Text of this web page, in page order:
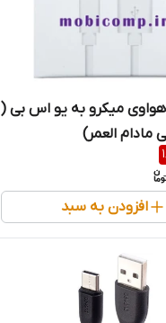
هواوی میکرو به یو اس بی (
مادام العمر)
افزودن به سبد